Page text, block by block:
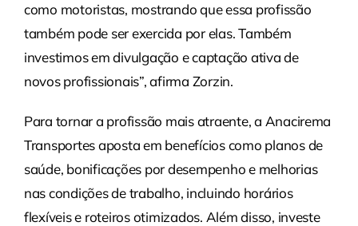
como motoristas, mostrando que essa profissão
também pode ser exercida por elas. Também
investimos em divulgação e captação ativa de
novos profissionais”, afirma Zorzin.
Para tornar a profissão mais atraente, a Anacirema
Transportes aposta em benefícios como planos de
saúde, bonificações por desempenho e melhorias
nas condições de trabalho, incluindo horários
flexíveis e roteiros otimizados. Além disso, investe